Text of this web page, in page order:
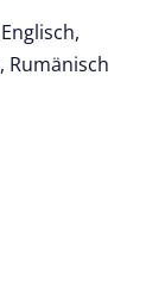
Rumänisch